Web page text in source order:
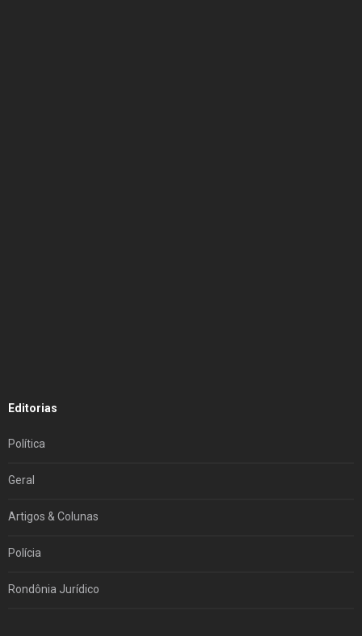
Editorias
Política
Geral
Artigos & Colunas
Polícia
Rondônia Jurídico